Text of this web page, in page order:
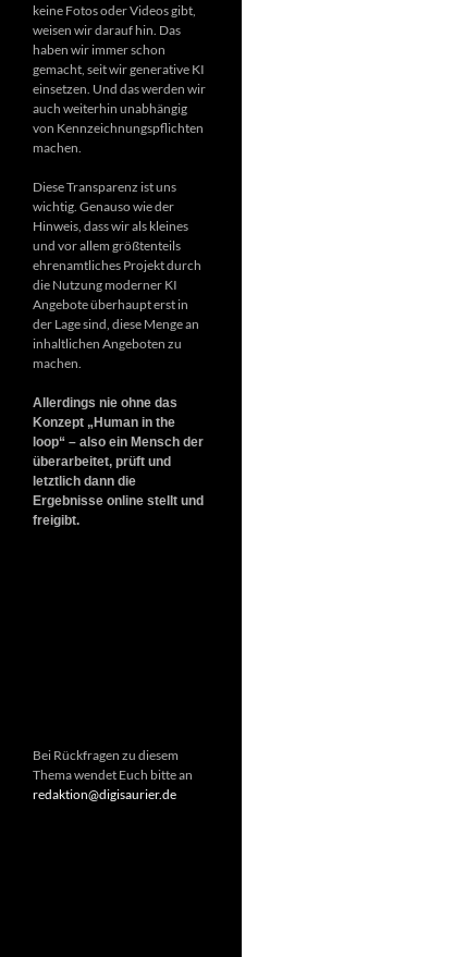
keine Fotos oder Videos gibt,
weisen wir darauf hin. Das
haben wir immer schon
gemacht, seit wir generative KI
einsetzen. Und das werden wir
auch weiterhin unabhängig
von Kennzeichnungspflichten
machen.
Diese Transparenz ist uns
wichtig. Genauso wie der
Hinweis, dass wir als kleines
und vor allem größtenteils
ehrenamtliches Projekt durch
die Nutzung moderner KI
Angebote überhaupt erst in
der Lage sind, diese Menge an
inhaltlichen Angeboten zu
machen.
Allerdings nie ohne das
Konzept „Human in the
loop“ – also ein Mensch der
überarbeitet, prüft und
letztlich dann die
Ergebnisse online stellt und
freigibt.
Bei Rückfragen zu diesem
Thema wendet Euch bitte an
redaktion@digisaurier.de